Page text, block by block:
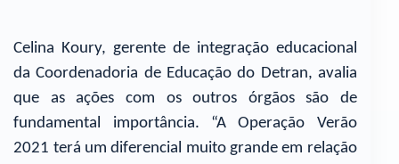
Celina Koury, gerente de integração educacional
da Coordenadoria de Educação do Detran, avalia
que as ações com os outros órgãos são de
fundamental importância. “A Operação Verão
2021 terá um diferencial muito grande em relação